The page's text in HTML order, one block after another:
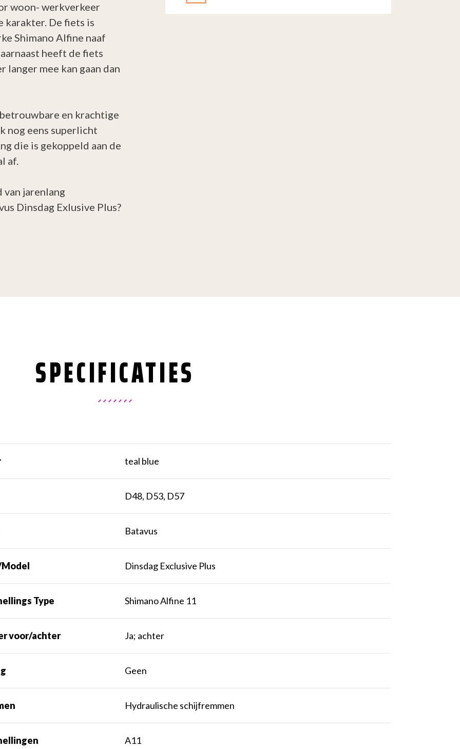
woon- werkverkeer
karakter. De fiets is
Shimano Alfine naaf
heeft de fiets
mee kan gaan dan
en krachtige
nog eens superlicht
die is gekoppeld aan de
af.
van jarenlang
Dinsdag Exlusive Plus?
SPECIFICATIES
teal blue
D48, D53, D57
Batavus
Dinsdag Exclusive Plus
Type Shimano Alfine 11
voor/achter Ja; achter
Geen
Hydraulische schijfremmen
A11